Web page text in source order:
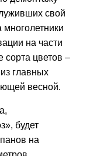
свой
многолетники
на части
сорта цветов –
главных
весной.
будет
на